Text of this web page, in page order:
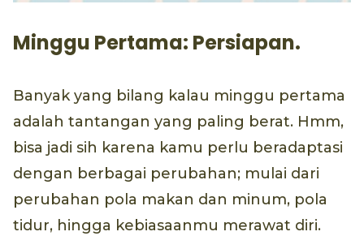
Minggu Pertama: Persiapan.
Banyak yang bilang kalau minggu pertama
adalah tantangan yang paling berat. Hmm,
bisa jadi sih karena kamu perlu beradaptasi
dengan berbagai perubahan; mulai dari
perubahan pola makan dan minum, pola
tidur, hingga kebiasaanmu merawat diri.